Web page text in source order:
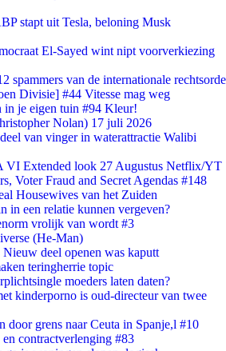
stapt uit Tesla, beloning Musk
El-Sayed wint nipt voorverkiezing
spammers van de internationale rechtsorde
Divisie] #44 Vitesse mag weg
in je eigen tuin #94 Kleur!
Nolan) 17 juli 2026
van vinger in waterattractie Walibi
VI Extended look 27 Augustus Netflix/YT
Voter Fraud and Secret Agendas #148
Housewives van het Zuiden
in een relatie kunnen vergeven?
vrolijk van wordt #3
(He-Man)
deel openen was kaputt
teringherrie topic
moeders laten daten?
kinderporno is oud-directeur van twee
door grens naar Ceuta in Spanje,l #10
en contractverlenging #83